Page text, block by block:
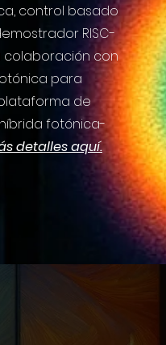
control basado
RISC-
colaboración con
para
de
fotónica-
detalles aquí.